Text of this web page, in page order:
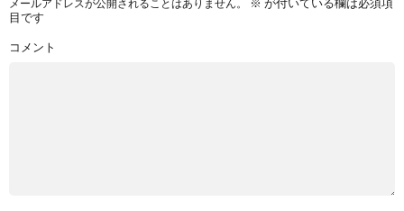
メールアドレスが公開されることはありません。 ※ が付いている欄は必須項
目です
コメント